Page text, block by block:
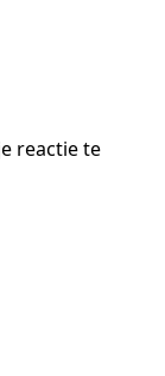
reactie te